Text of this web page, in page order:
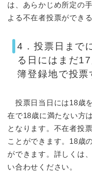
は、あらかじめ所定の
よる不在者投票ができ
4．投票日まで
る日にはまだ
簿登録地で投票
投票日当日には18歳
在で18歳に満たない方
となります。不在者投
ことができます。18歳
ができます。詳しくは
い合わせください。